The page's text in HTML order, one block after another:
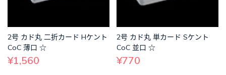
2号 カド丸 二折カード Hケント
CoC 薄口 ☆
¥1,560
2号 カド丸 単カード Sケント
CoC 並口 ☆
¥770